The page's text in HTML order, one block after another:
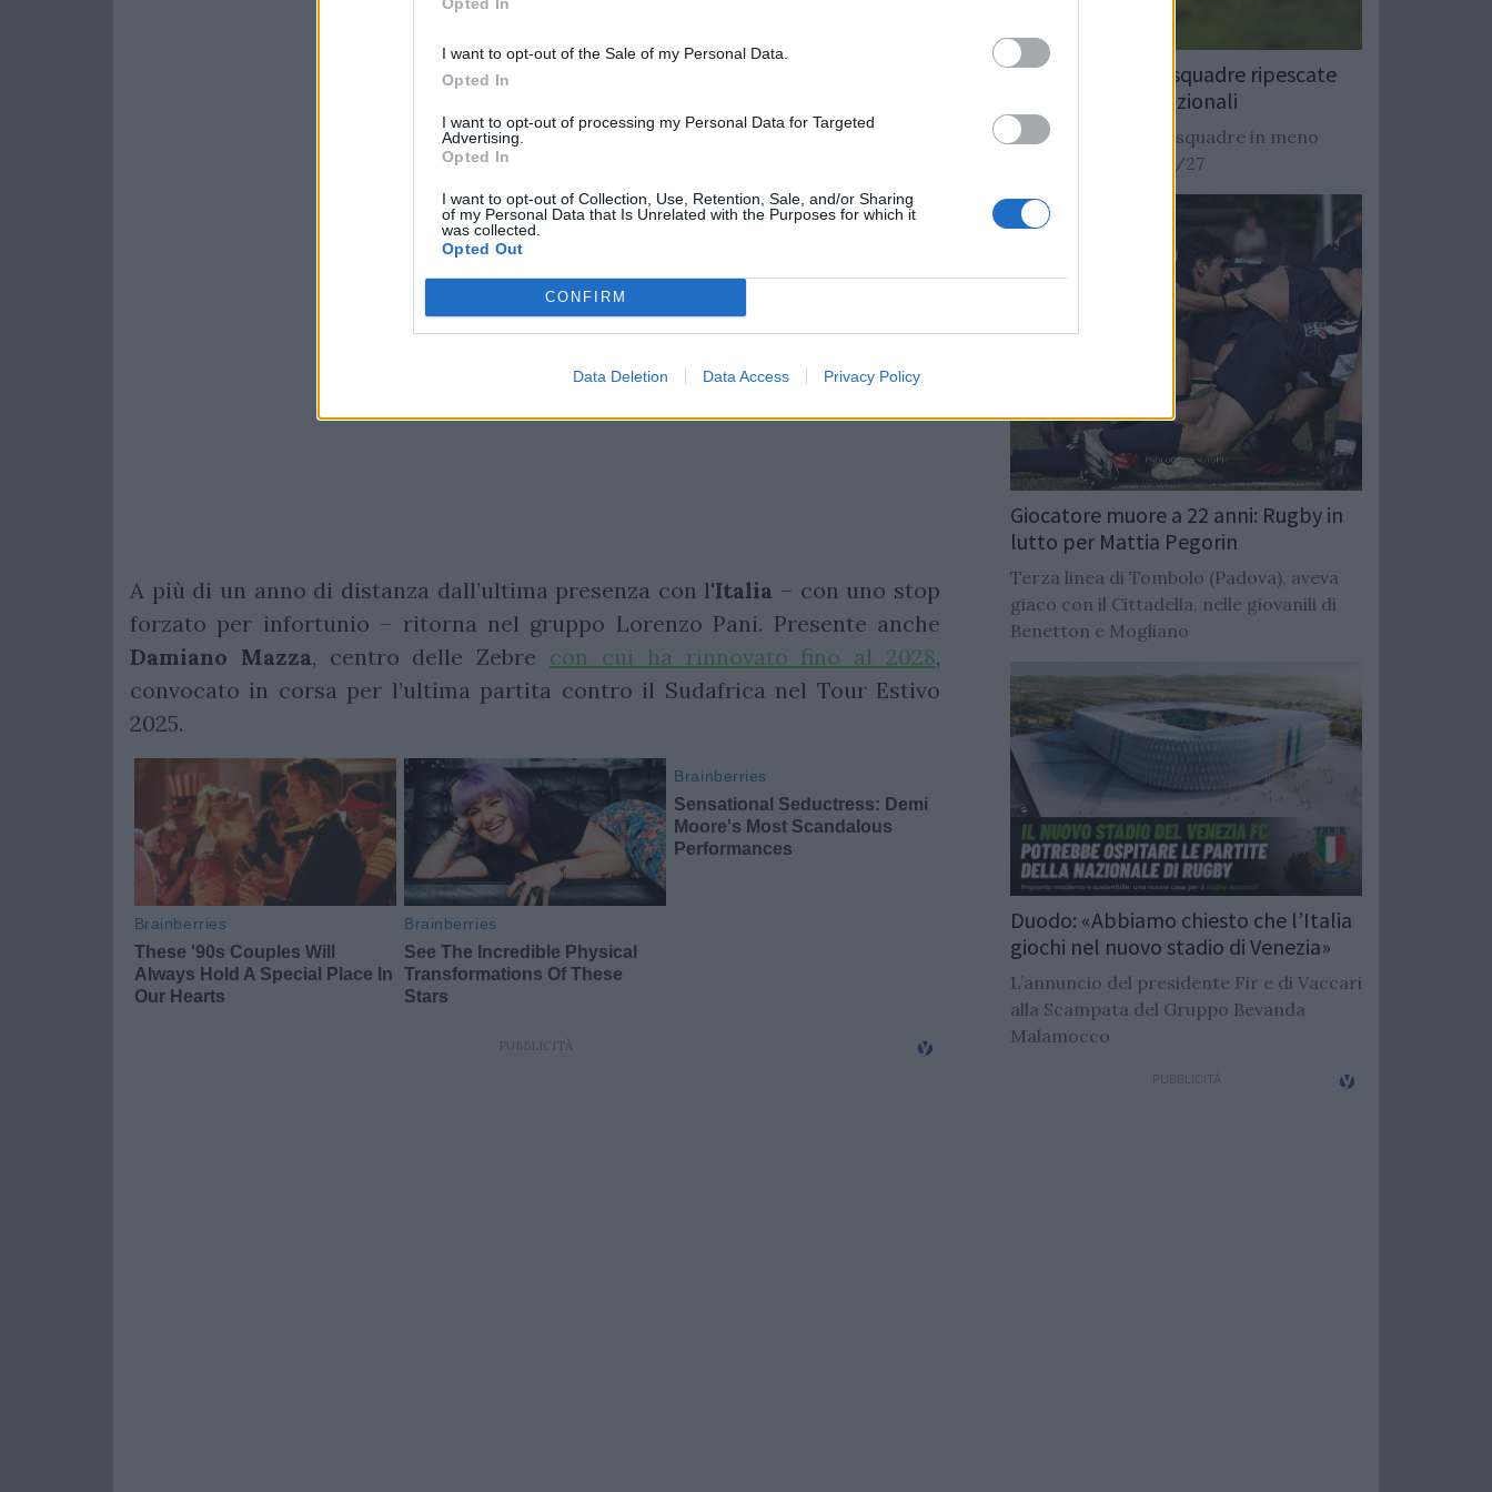
I want to opt-out of the Sale of my Personal Data.
Opted In
I want to opt-out of processing my Personal Data for Targeted
Advertising.
Opted In
I want to opt-out of Collection, Use, Retention, Sale, and/or Sharing
of my Personal Data that Is Unrelated with the Purposes for which it
was collected.
Opted Out
CONFIRM
Data Deletion Data Access Privacy Policy
A più di un anno di distanza dall’ultima presenza con l'Italia – con uno stop
forzato per infortunio – ritorna nel gruppo Lorenzo Pani. Presente anche
Damiano Mazza, centro delle Zebre con cui ha rinnovato fino al 2028,
convocato in corsa per l’ultima partita contro il Sudafrica nel Tour Estivo
2025.
Rugby: Record di squadre ripescate
nei campionati nazionali
Si stimano oltre 20 squadre in meno
dalla stagione 2026/27
Giocatore muore a 22 anni: Rugby in
lutto per Mattia Pegorin
Terza linea di Tombolo (Padova), aveva
giaco con il Cittadella, nelle giovanili di
Benetton e Mogliano
Duodo: «Abbiamo chiesto che l’Italia
giochi nel nuovo stadio di Venezia»
L’annuncio del presidente Fir e di Vaccari
alla Scampata del Gruppo Bevanda
Malamocco